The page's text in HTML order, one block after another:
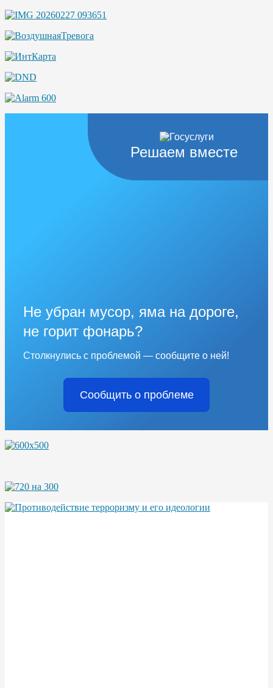
Решаем вместе
Не убран мусор, яма на дороге,
не горит фонарь?
Столкнулись с проблемой — сообщите о ней!
Сообщить о проблеме